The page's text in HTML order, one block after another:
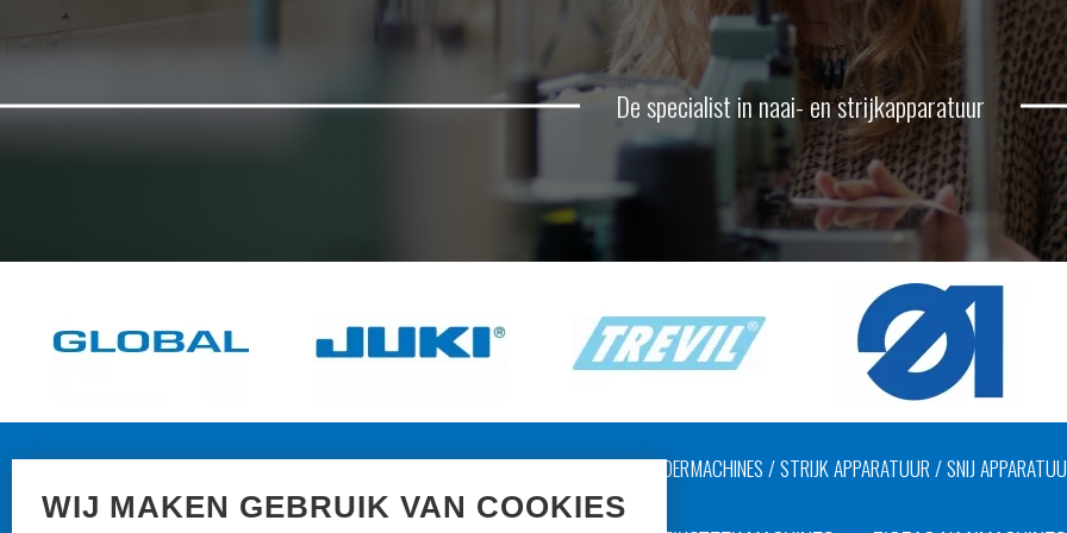
De specialist in naai- en strijkapparatuur
NAAIMACHINES / LEDERMACHINES / STRIJK APPARATUUR / SNIJ
WIJ MAKEN GEBRUIK VAN COOKIES